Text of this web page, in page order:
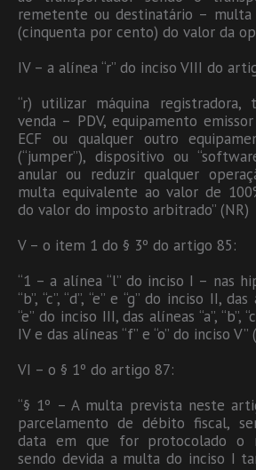
remetente ou destinatário – multa
(cinquenta por cento) do valor da
IV – a alínea “r” do inciso VIII do
“r) utilizar máquina
venda – PDV, equipamento
ECF ou qualquer outro
(“jumper”), dispositivo ou
anular ou reduzir qualquer
multa equivalente ao valor de
do valor do imposto arbitrado” (NR)
V – o item 1 do § 3º do artigo 85:
“1 – a alínea “l” do inciso I – nas
“b”, “c”, “d”, “e” e “g” do inciso II, das
“e” do inciso III, das alíneas “a”, “b”,
IV e das alíneas “f” e “o” do inciso V”
VI – o § 1º do artigo 87:
“§ 1º – A multa prevista neste
parcelamento de débito fiscal,
data em que for protocolado o
sendo devida a multa do inciso I